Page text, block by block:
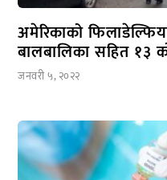
जनवरी ५, २०२२
अमेरिकाको
बालबालिका सहित १३